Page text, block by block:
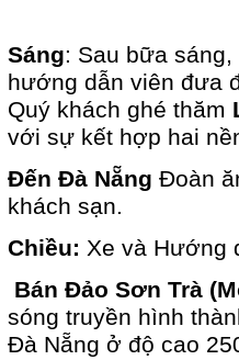
Sáng: Sau bữa
hướng dẫn viên đưa
Quý khách ghé thăm
với sự kết hợp hai
Đến Đà Nẵng Đoàn
khách sạn.
Chiều: Xe và Hướng
Bán Đảo Sơn Trà
sóng truyền hình
Đà Nẵng ở độ cao